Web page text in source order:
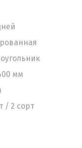
мм
/ 2 сорт